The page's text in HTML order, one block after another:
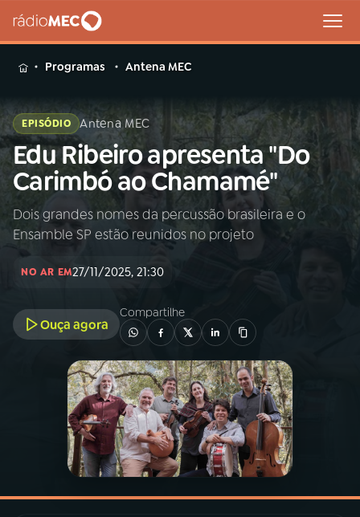
MENU
Buscar
na
Rádio
MEC
Buscar
Início AO VIVO
PROGRAMAÇÃO
PROGRAMAS
05PODCASTS
Programas Antena MEC
EPISÓDIO Antena MEC
Edu Ribeiro apresenta "Do
Carimbó ao Chamamé"
Dois grandes nomes da percussão brasileira e o
Ensamble SP estão reunidos no projeto
NO AR EM27/11/2025, 21:30
Ouça agora
Compartilhe